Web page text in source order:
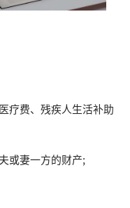
费、残疾人生活补助
妻一方的财产;